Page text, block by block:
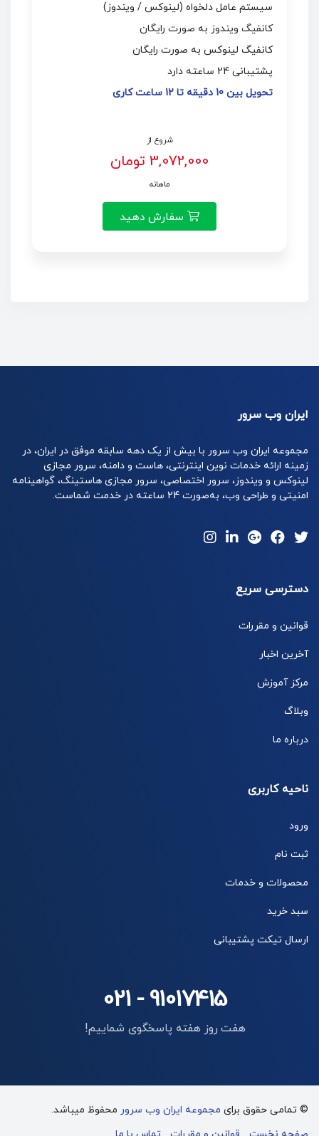
سیستم عامل دلخواه (لینوکس / ویندوز)
کانفیگ ویندوز به صورت رایگان
کانفیگ لینوکس به صورت رایگان
پشتیبانی 24 ساعته دارد
تحویل بین 10 دقیقه تا 12 ساعت کاری
شروع از
3,072,000 تومان
ماهانه
سفارش دهید
ایران وب سرور
مجموعه ایران وب سرور با بیش از یک دهه سابقه موفق در ایران، در
زمینه ارائه خدمات نوین اینترنتی، هاست و دامنه، سرور مجازی
لینوکس و ویندوز، سرور اختصاصی، سرور مجازی هاستینگ، گواهینامه
امنیتی و طراحی وب، به‌صورت 24 ساعته در خدمت شماست.
دسترسی سریع
قوانین و مقررات
آخرین اخبار
مرکز آموزش
وبلاگ
درباره ما
ناحیه کاربری
ورود
ثبت نام
محصولات و خدمات
سبد خرید
ارسال تیکت پشتیبانی
021 - 91017415
هفت روز هفته پاسخگوی شماییم!
© تمامی حقوق برای مجموعه ایران وب سرور محفوظ میباشد.